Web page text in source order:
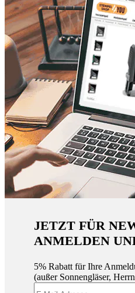
JETZT FÜR
ANMELDEN
5% Rabatt für Ihre
(außer Sonnengläser,